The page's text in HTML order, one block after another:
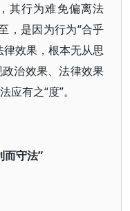
其行为难免偏离法
，是因为行为“合乎
效果，根本无从思
治效果、法律效果
有之“度”。
而守法”